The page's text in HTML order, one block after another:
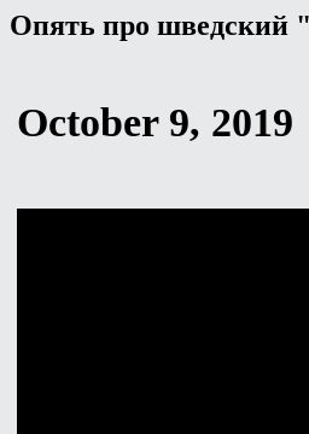
Опять про шведский
October 9, 2019